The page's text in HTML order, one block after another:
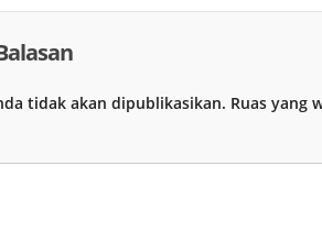
tidak akan dipublikasikan. Ruas yang